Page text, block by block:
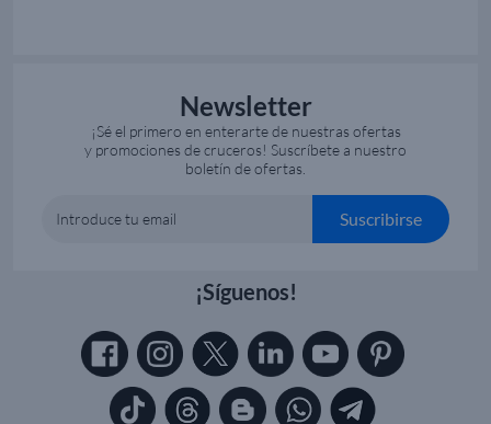
Newsletter
¡Sé el primero en enterarte de nuestras ofertas
y promociones de cruceros! Suscríbete a nuestro
boletín de ofertas.
Introduce tu email Suscribirse
¡Síguenos!